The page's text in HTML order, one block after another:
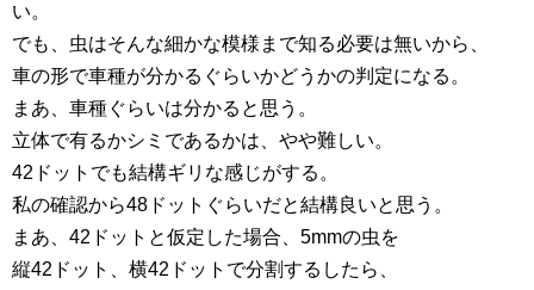
い。
でも、虫はそんな細かな模様まで知る必要は無いから、
車の形で車種が分かるぐらいかどうかの判定になる。
まあ、車種ぐらいは分かると思う。
立体で有るかシミであるかは、やや難しい。
42ドットでも結構ギリな感じがする。
私の確認から48ドットぐらいだと結構良いと思う。
まあ、42ドットと仮定した場合、5mmの虫を
縦42ドット、横42ドットで分割するしたら、